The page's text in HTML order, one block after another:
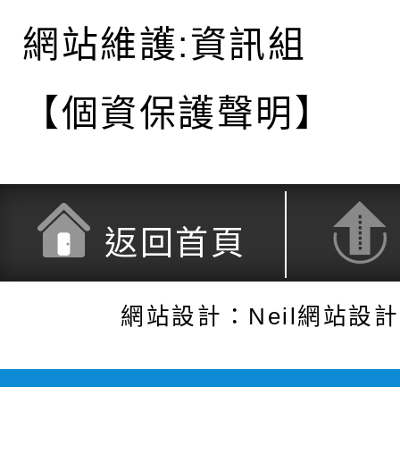
網站維護:資訊組
【個資保護聲明】
返回首頁
網站設計：Neil網站設